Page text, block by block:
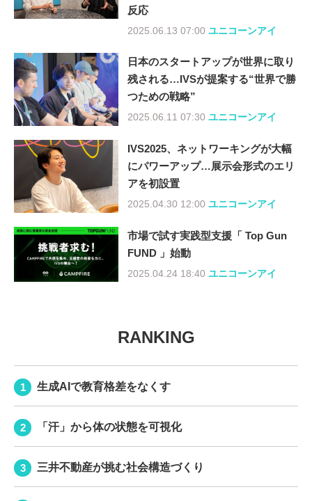
反応
2025.06.13 07:00 ユニコーンアイ
日本のスタートアップが世界に取り
残される…IVSが提案する“世界で勝
つための戦略”
2025.06.11 07:30 ユニコーンアイ
IVS2025、ネットワーキングが大幅
にパワーアップ…展示会形式のエリ
アを初設置
2025.04.30 12:00 ユニコーンアイ
市場で試す実践型支援「 Top Gun
FUND 」始動
2025.04.24 18:40 ユニコーンアイ
RANKING
生成AIで教育格差をなくす
「汗」から体の状態を可視化
三井不動産が挑む社会構造づくり